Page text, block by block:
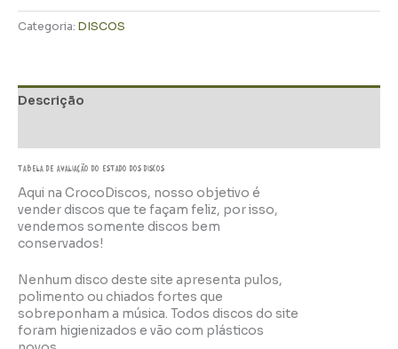
Categoria: DISCOS
Descrição
TABELA DE AVALIAÇÃo do estado dos discos
Aqui na CrocoDiscos, nosso objetivo é
vender discos que te façam feliz, por isso,
vendemos somente discos bem
conservados!
Nenhum disco deste site apresenta pulos,
polimento ou chiados fortes que
sobreponham a música. Todos discos do site
foram higienizados e vão com plásticos